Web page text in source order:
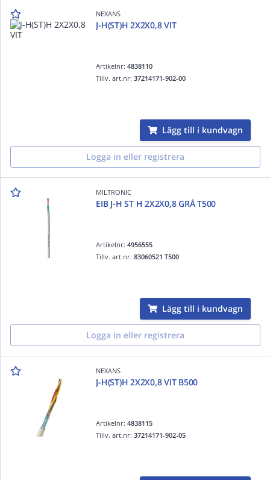
NEXANS
J-H(ST)H 2X2X0,8 VIT
Artikelnr:4838110
Tillv. art.nr:37214171-902-00
Lägg till i kundvagn
Logga in eller registrera
MILTRONIC
EIB J-H ST H 2X2X0,8 GRÅ T500
Artikelnr:4956555
Tillv. art.nr:83060521 T500
Lägg till i kundvagn
Logga in eller registrera
NEXANS
J-H(ST)H 2X2X0,8 VIT B500
Artikelnr:4838115
Tillv. art.nr:37214171-902-05